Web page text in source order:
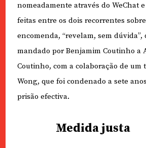
nomeadamente através do WeChat
feitas entre os dois recorrentes
encomenda, “revelam, sem dúvida”,
mandado por Benjamim Coutinho a
Coutinho, com a colaboração de um
Wong, que foi condenado a sete
prisão efectiva.
Medida justa